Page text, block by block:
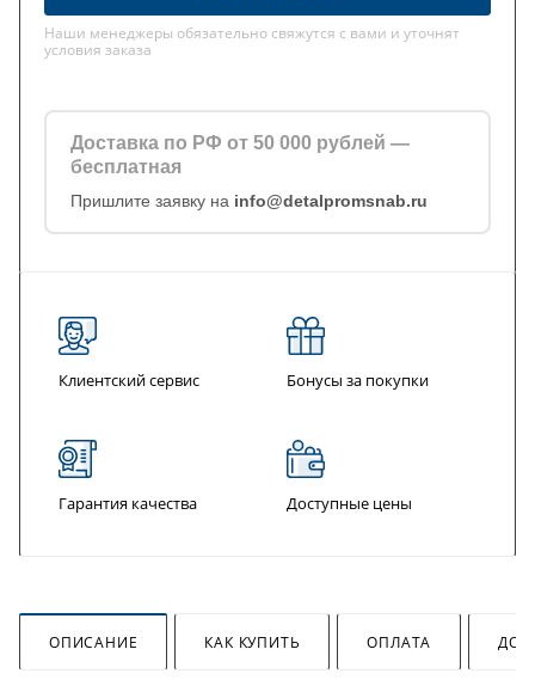
Наши менеджеры обязательно свяжутся с вами и уточнят
условия заказа
Доставка по РФ от 50 000 рублей —
бесплатная
Пришлите заявку на info@detalpromsnab.ru
Клиентский сервис Бонусы за покупки
Гарантия качества Доступные цены
ОПИСАНИЕ КАК КУПИТЬ ОПЛАТА